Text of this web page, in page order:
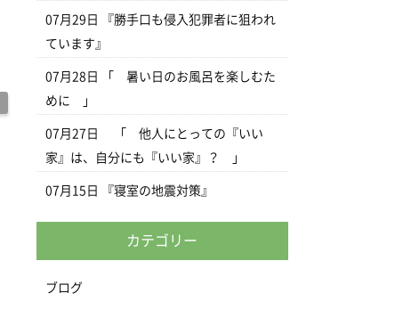
07月29日
『勝手口も侵入犯罪者に狙われ
ています』
07月28日
「 暑い日のお風呂を楽しむた
めに 」
07月27日
「 他人にとっての『いい
家』は、自分にも『いい家』？ 」
07月15日 『寝室の地震対策』
カテゴリー
ブログ